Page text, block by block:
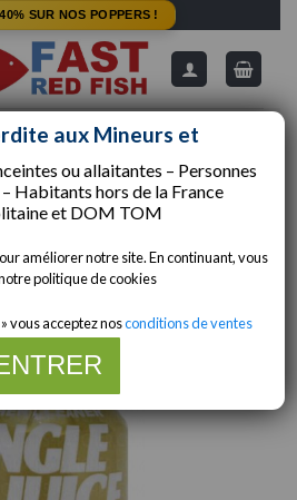
SUR NOS POPPERS !
/ PENTYLE
aux Mineurs et
ou allaitantes – Personnes
Habitants hors de la France
et DOM TOM
améliorer notre site. En continuant, vous
politique de cookies
vous acceptez nosconditions de ventes
votre compréhension